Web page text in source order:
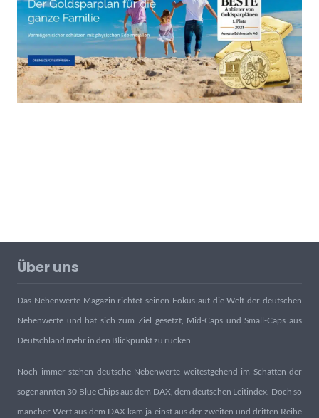
Über uns
Das Nebenwerte Magazin richtet seinen Fokus auf die Welt der deutschen
Nebenwerte und hat sich zum Ziel gesetzt, Mid-Caps und Small-Caps aus
Deutschland mehr in den Blickpunkt zu rücken.
Noch immer stehen deutsche Nebenwerte weitestgehend im Schatten der
sogenannten 30 Blue Chips aus dem DAX, dem deutschen Leitindex. Doch so
mancher Wert aus dem DAX kam ja einst aus der zweiten und dritten Reihe